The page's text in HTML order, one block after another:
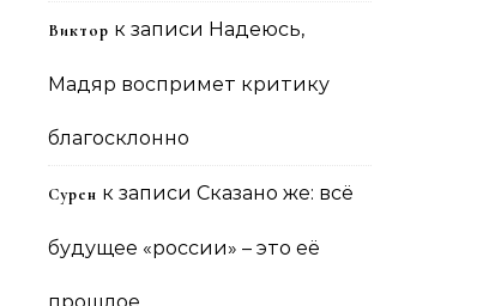
Виктор к записи Надеюсь,
Мадяр воспримет критику
благосклонно
Сурен к записи Сказано же: всё
будущее «россии» – это её